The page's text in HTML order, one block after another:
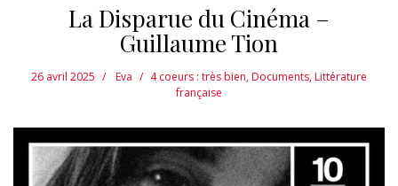
La Disparue du Cinéma –
Guillaume Tion
26 avril 2025 Eva 4 coeurs : très bien,Documents,Littérature
française